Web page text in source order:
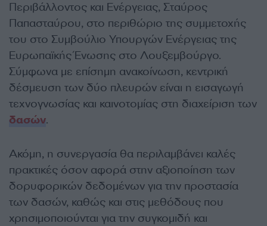
Περιβάλλοντος και Ενέργειας, Σταύρος
Παπασταύρου, στο περιθώριο της συμμετοχής
του στο Συμβούλιο Υπουργών Ενέργειας της
Ευρωπαϊκής Ένωσης στο Λουξεμβούργο.
Σύμφωνα με επίσημη ανακοίνωση, κεντρική
δέσμευση των δύο πλευρών είναι η εισαγωγή
τεχνογνωσίας και καινοτομίας στη διαχείριση των
δασών.
Ακόμη, η συνεργασία θα περιλαμβάνει καλές
πρακτικές όσον αφορά στην αξιοποίηση των
δορυφορικών δεδομένων για την προστασία
των δασών, καθώς και στις μεθόδους που
χρησιμοποιούνται για την συγκομιδή και